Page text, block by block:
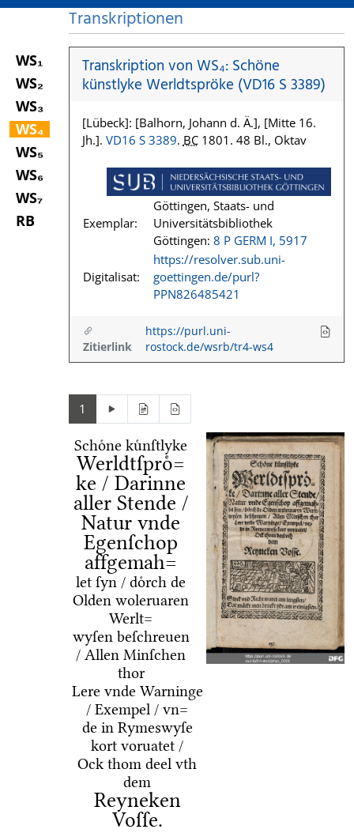
WS₁
WS₂
WS₃
WS₄
WS₅
WS₆
WS₇
RB
Transkriptionen
Transkription von WS₄: Schöne
künstlyke Werldtspröke (VD16 S 3389)
[Lübeck]: [Balhorn, Johann d. Ä.], [Mitte 16.
Jh.]. VD16 S 3389. BC1801. 48 Bl., Oktav
Exemplar:
Göttingen, Staats- und
Universitätsbibliothek
Göttingen: 8 P GERM I, 5917
Digitalisat:
https://resolver.sub.uni-
goettingen.de/purl?
PPN826485421
Zitierlink
https://purl.uni-
rostock.de/wsrb/tr4-ws4
1
Schoͤne kuͤnſtlyke
Werldtſproͤ=
ke / Darinne
aller Stende /
Natur vnde
Egenſchop
affgemah=
let ſyn / doͤrch de
Olden woleruaren
Werlt=
wyſen beſchreuen
/ Allen Minſchen
thor
Lere vnde Warninge
/ Exempel / vn=
de in Rymeswyſe
kort voruatet /
Ock thom deel vth
dem
Reyneken
Voſſe.